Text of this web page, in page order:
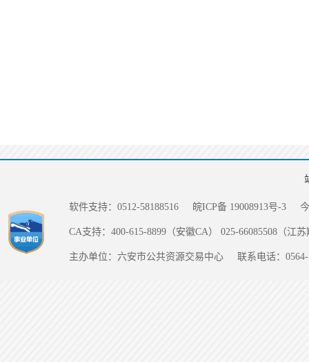
软件支持：0512-58188516 皖ICP备 19008913号-3
CA支持：400-615-8899（安徽CA） 025-66085508（江
主办单位：六安市公共资源交易中心 联系电话：0564-